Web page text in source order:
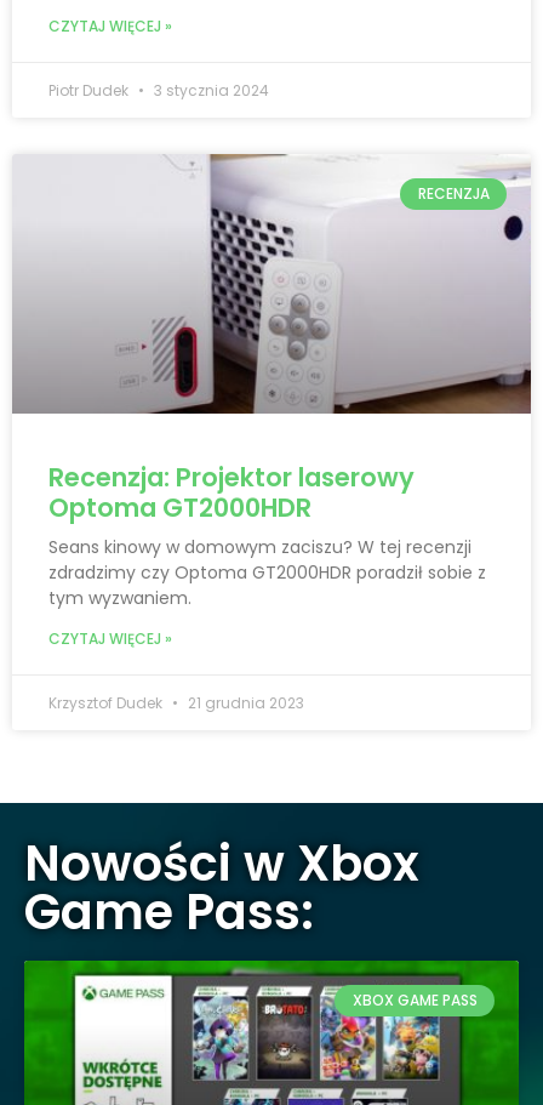
CZYTAJ WIĘCEJ »
Piotr Dudek 3 stycznia 2024
RECENZJA
Recenzja: Projektor laserowy
Optoma GT2000HDR
Seans kinowy w domowym zaciszu? W tej recenzji
zdradzimy czy Optoma GT2000HDR poradził sobie z
tym wyzwaniem.
CZYTAJ WIĘCEJ »
Krzysztof Dudek 21 grudnia 2023
Nowości w Xbox
Game Pass:
XBOX GAME PASS